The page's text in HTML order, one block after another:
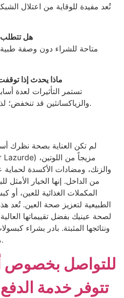
تُعد مفيدة للوقاية من اعتلال
هل
ماذا يحدث إذا
تستمر التأثيرات لعدة
والزياكسانثين قد تنخفض؛ لذا يُنصح بالاستمرار في تناولها.
لم تكن العناية بصحة
من الداخل. إنها الخيار
المكملات الغذائية للعين، أو
الطبيعية لتعزيز صحة العين. تُعد
ونتائجها المثبتة. بادر بشراء
مستوى نظرك والحفاظ عليه.
للتواصل بخصوص
تتوفر خدمة